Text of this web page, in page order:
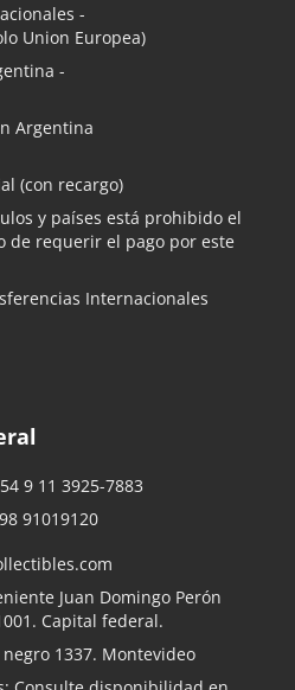
-
Union Europea)
-
Argentina
(con recargo)
y países está prohibido el
de requerir el pago por este
Internacionales
9 11 3925-7883
91019120
Juan Domingo Perón
Capital federal.
1337. Montevideo